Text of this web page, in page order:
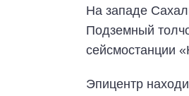
На западе
Подземный
сейсмостанции
Эпицентр